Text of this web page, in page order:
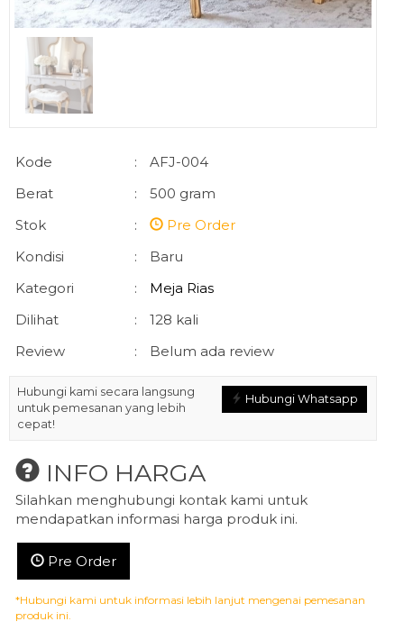
Kode :
AFJ-004
Berat
:
500 gram
Stok
:
Pre Order
Kondisi
:
Baru
Kategori
:
Meja Rias
Dilihat
:
128 kali
Review
: Belum ada review
Hubungi Whatsapp
Hubungi kami secara langsung
untuk pemesanan yang lebih
cepat!
INFO HARGA
Silahkan menghubungi kontak kami untuk
mendapatkan informasi harga produk ini.
Pre Order
*Hubungi kami untuk informasi lebih lanjut mengenai pemesanan
produk ini.